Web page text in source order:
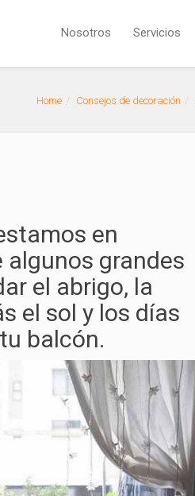
Nosotros Servicios
Home Consejos de decoración
en
algunos grandes
el abrigo, la
el sol y los días
balcón.